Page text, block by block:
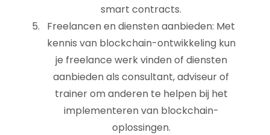
smart contracts.
Freelancen en diensten aanbieden: Met
kennis van blockchain-ontwikkeling kun
je freelance werk vinden of diensten
aanbieden als consultant, adviseur of
trainer om anderen te helpen bij het
implementeren van blockchain-
oplossingen.